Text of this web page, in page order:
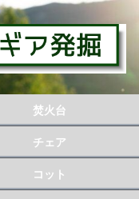
焚火台
チェア
コット